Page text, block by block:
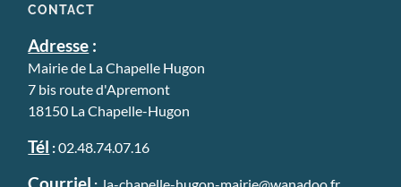
CONTACT
Adresse :
Mairie de La Chapelle Hugon
7 bis route d'Apremont
18150 La Chapelle-Hugon
Tél :02.48.74.07.16
Courriel : la-chapelle-hugon-mairie@wanadoo.fr